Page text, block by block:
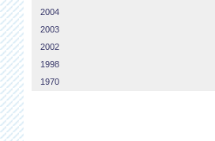
2004
2003
2002
1998
1970